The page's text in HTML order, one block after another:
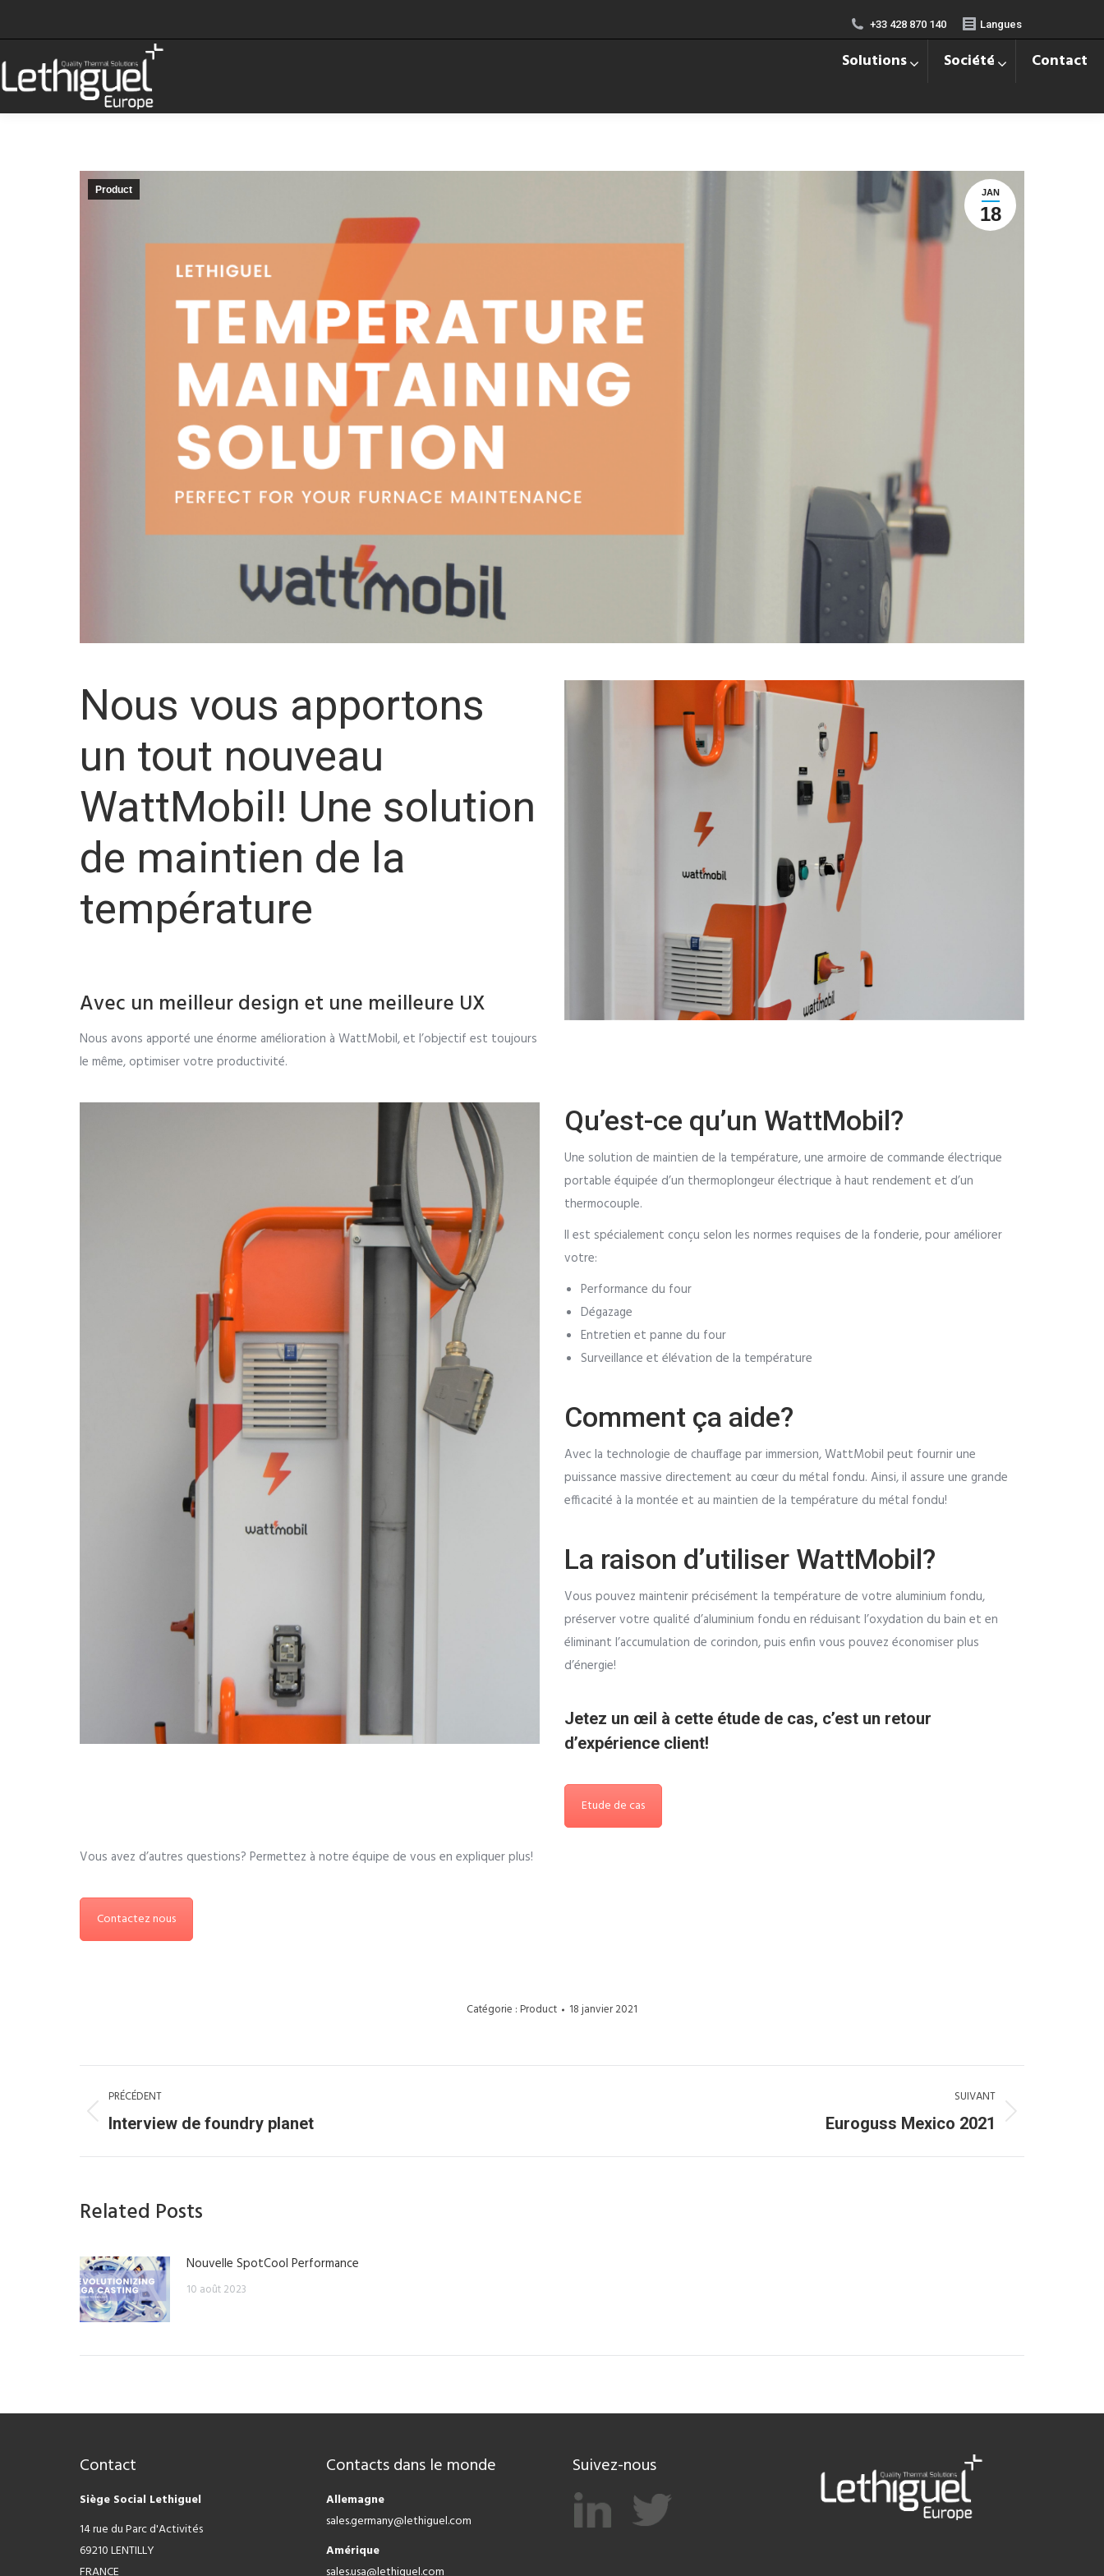
+33 428 870 140 Langues
Solutions Société Contact
JAN
18
Product
Nous vous apportons
un tout nouveau
WattMobil! Une solution
de maintien de la
température
Avec un meilleur design et une meilleure UX
Nous avons apporté une énorme amélioration à WattMobil, et l’objectif est toujours
le même, optimiser votre productivité.
Qu’est-ce qu’un WattMobil?
Une solution de maintien de la température, une armoire de commande électrique
portable équipée d’un thermoplongeur électrique à haut rendement et d’un
thermocouple.
Il est spécialement conçu selon les normes requises de la fonderie, pour améliorer
votre:
Performance du four
Dégazage
Entretien et panne du four
Surveillance et élévation de la température
Comment ça aide?
Avec la technologie de chauffage par immersion, WattMobil peut fournir une
puissance massive directement au cœur du métal fondu. Ainsi, il assure une grande
efficacité à la montée et au maintien de la température du métal fondu!
La raison d’utiliser WattMobil?
Vous pouvez maintenir précisément la température de votre aluminium fondu,
préserver votre qualité d’aluminium fondu en réduisant l’oxydation du bain et en
éliminant l’accumulation de corindon, puis enfin vous pouvez économiser plus
d’énergie!
Jetez un œil à cette étude de cas, c’est un retour
d’expérience client!
Etude de cas
Vous avez d’autres questions? Permettez à notre équipe de vous en expliquer plus!
Contactez nous
Catégorie : Product 18 janvier 2021
Navigation
article
PRÉCÉDENT
Article
Interview de foundry planet
SUIVANT
Euroguss Mexico 2021
Related Posts
Nouvelle SpotCool Performance
10 août 2023
Contact
Siège Social Lethiguel
14 rue du Parc d'Activités
69210 LENTILLY
Contacts dans le monde
Allemagne
sales.germany@lethiguel.com
Amérique
Suivez-nous